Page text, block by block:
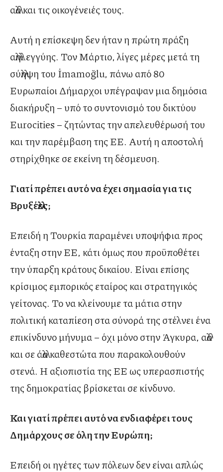
αλλά και τις οικογένειές τους.
Αυτή η επίσκεψη δεν ήταν η πρώτη πράξη
αλληλεγγύης. Τον Μάρτιο, λίγες μέρες μετά τη
σύλληψη του İmamoğlu, πάνω από 80
Ευρωπαίοι Δήμαρχοι υπέγραψαν μια δημόσια
διακήρυξη – υπό το συντονισμό του δικτύου
Eurocities – ζητώντας την απελευθέρωσή του
και την παρέμβαση της ΕΕ. Αυτή η αποστολή
στηρίχθηκε σε εκείνη τη δέσμευση.
Γιατί πρέπει αυτό να έχει σημασία για τις
Βρυξέλλες;
Επειδή η Τουρκία παραμένει υποψήφια προς
ένταξη στην ΕΕ, κάτι όμως που προϋποθέτει
την ύπαρξη κράτους δικαίου. Είναι επίσης
κρίσιμος εμπορικός εταίρος και στρατηγικός
γείτονας. Το να κλείνουμε τα μάτια στην
πολιτική καταπίεση στα σύνορά της στέλνει ένα
επικίνδυνο μήνυμα – όχι μόνο στην Άγκυρα, αλλά
και σε άλλα καθεστώτα που παρακολουθούν
στενά. Η αξιοπιστία της ΕΕ ως υπερασπιστής
της δημοκρατίας βρίσκεται σε κίνδυνο.
Και γιατί πρέπει αυτό να ενδιαφέρει τους
Δημάρχους σε όλη την Ευρώπη;
Επειδή οι ηγέτες των πόλεων δεν είναι απλώς